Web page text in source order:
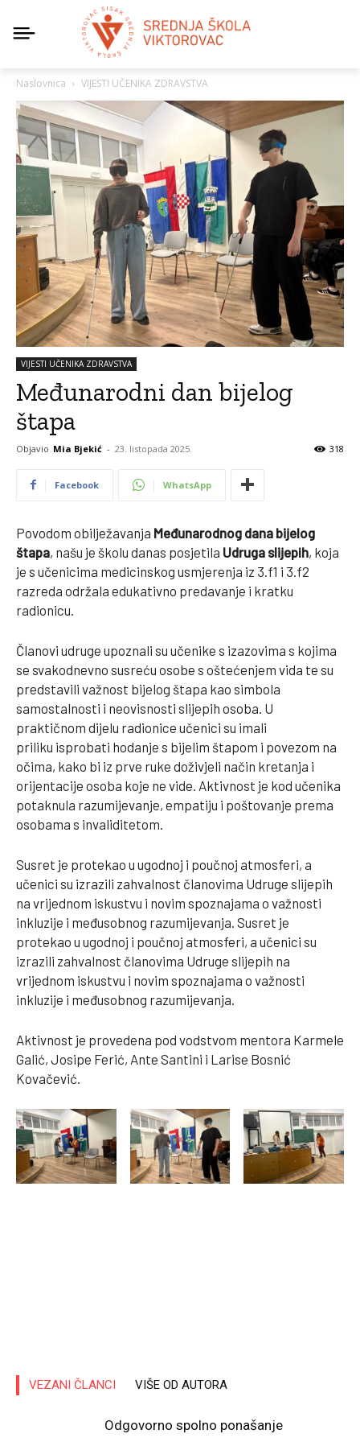
Naslovnica VIJESTI UČENIKA ZDRAVSTVA
VIJESTI UČENIKA ZDRAVSTVA
Međunarodni dan bijelog
štapa
Objavio Mia Bjekić - 23. listopada 2025. 318
Facebook WhatsApp
Povodom obilježavanja Međunarodnog dana bijelog
štapa, našu je školu danas posjetila Udruga slijepih, koja
je s učenicima medicinskog usmjerenja iz 3.f1 i 3.f2
razreda održala edukativno predavanje i kratku
radionicu.
Članovi udruge upoznali su učenike s izazovima s kojima
se svakodnevno susreću osobe s oštećenjem vida te su
predstavili važnost bijelog štapa kao simbola
samostalnosti i neovisnosti slijepih osoba. U
praktičnom dijelu radionice učenici su imali
priliku isprobati hodanje s bijelim štapom i povezom na
očima, kako bi iz prve ruke doživjeli način kretanja i
orijentacije osoba koje ne vide. Aktivnost je kod učenika
potaknula razumijevanje, empatiju i poštovanje prema
osobama s invaliditetom.
Susret je protekao u ugodnoj i poučnoj atmosferi, a
učenici su izrazili zahvalnost članovima Udruge slijepih
na vrijednom iskustvu i novim spoznajama o važnosti
inkluzije i međusobnog razumijevanja. Susret je
protekao u ugodnoj i poučnoj atmosferi, a učenici su
izrazili zahvalnost članovima Udruge slijepih na
vrijednom iskustvu i novim spoznajama o važnosti
inkluzije i međusobnog razumijevanja.
Aktivnost je provedena pod vodstvom mentora Karmele
Galić, Josipe Ferić, Ante Santini i Larise Bosnić
Kovačević.
VEZANI ČLANCI VIŠE OD AUTORA
Odgovorno spolno ponašanje